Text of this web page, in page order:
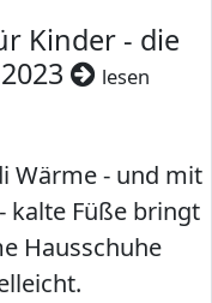
Kinder - die
lesen
Wärme - und mit
kalte Füße bringt
Hausschuhe